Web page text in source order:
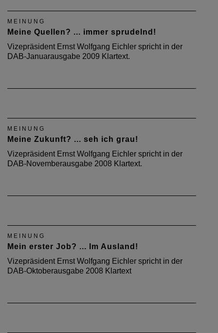
MEINUNG
Meine Quellen? ... immer sprudelnd!
Vizepräsident Ernst Wolfgang Eichler spricht in der
DAB-Januarausgabe 2009 Klartext.
MEINUNG
Meine Zukunft? ... seh ich grau!
Vizepräsident Ernst Wolfgang Eichler spricht in der
DAB-Novemberausgabe 2008 Klartext.
MEINUNG
Mein erster Job? ... Im Ausland!
Vizepräsident Ernst Wolfgang Eichler spricht in der
DAB-Oktoberausgabe 2008 Klartext